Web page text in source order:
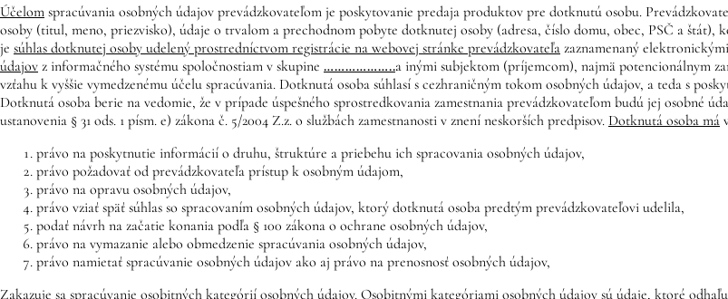
Účelom spracúvania osobných údajov prevádzkovateľom je poskytovanie predaja produktov pre dotknutú osobu.
osoby (titul, meno, priezvisko), údaje o trvalom a prechodnom pobyte dotknutej osoby (adresa, číslo domu, obec, PSČ a
je súhlas dotknutej osoby udelený prostredníctvom registrácie na webovej stránke prevádzkovateľa zaznamenaný
údajov z informačného systému spoločnostiam v skupine ………………..a inými subjektom (príjemcom), najmä potencionálnym
vzťahu k vyššie vymedzenému účelu spracúvania. Dotknutá osoba súhlasí s cezhraničným tokom osobných údajov, a teda s
Dotknutá osoba berie na vedomie, že v prípade úspešného sprostredkovania zamestnania prevádzkovateľom budú jej osobné
ustanovenia § 31 ods. 1 písm. e) zákona č. 5/2004 Z.z. o službách zamestnanosti v znení neskorších predpisov. Dotknutá osoba má
právo na poskytnutie informácií o druhu, štruktúre a priebehu ich spracovania osobných údajov,
právo požadovať od prevádzkovateľa prístup k osobným údajom,
právo na opravu osobných údajov,
právo vziať späť súhlas so spracovaním osobných údajov, ktorý dotknutá osoba predtým prevádzkovateľovi udelila,
podať návrh na začatie konania podľa § 100 zákona o ochrane osobných údajov,
právo na vymazanie alebo obmedzenie spracúvania osobných údajov,
právo namietať spracúvanie osobných údajov ako aj právo na prenosnosť osobných údajov,
Zakazuje sa spracúvanie osobitných kategórií osobných údajov. Osobitnými kategóriami osobných údajov sú údaje, ktoré